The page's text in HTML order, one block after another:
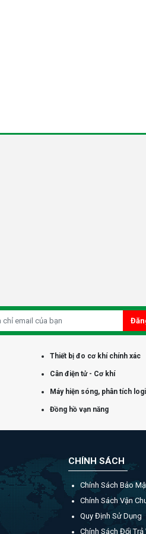
Thiết bị đo cơ khí chính xác
Cân điện tử - Cơ khí
Máy hiện sóng, phân tích
Đồng hồ vạn năng
CHÍNH SÁCH
Chính Sách Bảo
Chính Sách Vận
Quy Định Sử Dụng
Chính Sách Đổi Trả